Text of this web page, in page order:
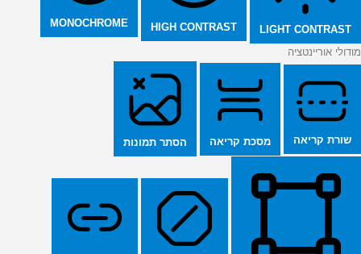
LIGHT CONTRAST
HIGH CONTRAST
MONOCHROME
מודולי אוריינטציה
שורת קריאה מסכת קריאה הסתר תמונות